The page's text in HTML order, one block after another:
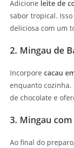
Adicione leite de
sabor tropical.
deliciosa com um
2. Mingau de
Incorpore cacau
enquanto cozinha.
de chocolate e
3. Mingau
Ao final do